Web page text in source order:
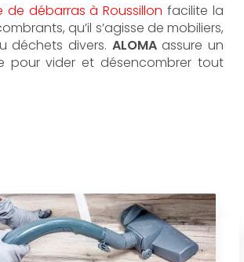
de débarras à Roussillon facilite la
qu’il s’agisse de mobiliers,
déchets divers. ALOMAassure un
pour vider et désencombrer tout